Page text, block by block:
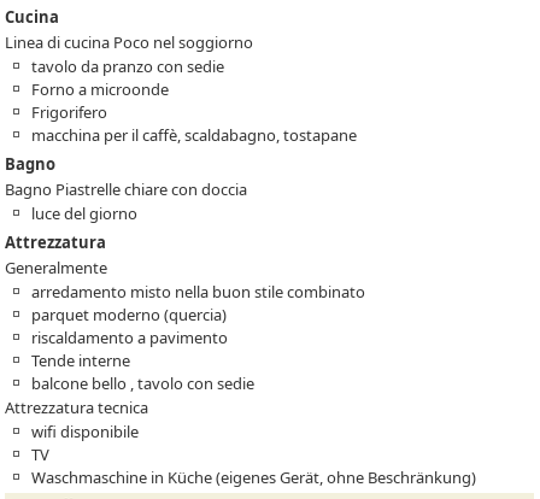
Cucina
Linea di cucina Poco nel soggiorno
tavolo da pranzo con sedie
Forno a microonde
Frigorifero
macchina per il caffè, scaldabagno, tostapane
Bagno
Bagno Piastrelle chiare con doccia
luce del giorno
Attrezzatura
Generalmente
arredamento misto nella buon stile combinato
parquet moderno (quercia)
riscaldamento a pavimento
Tende interne
balcone bello , tavolo con sedie
Attrezzatura tecnica
wifi disponibile
TV
Waschmaschine in Küche (eigenes Gerät, ohne Beschränkung)